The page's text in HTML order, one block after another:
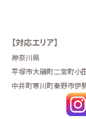
【対応エリア】
神奈川県
平塚市大磯町二宮町小
中井町寒川町秦野市伊